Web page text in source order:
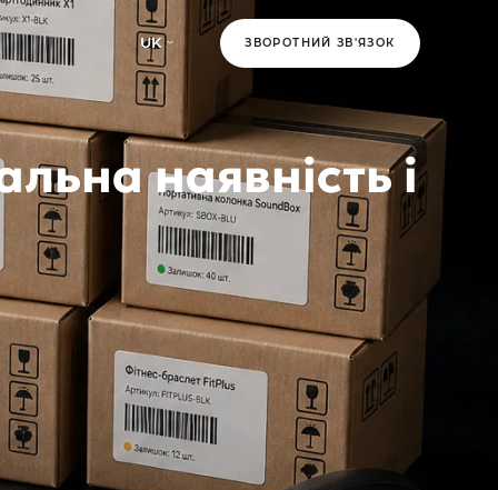
UK ЗВОРОТНИЙ ЗВ'ЯЗОК
наявність і